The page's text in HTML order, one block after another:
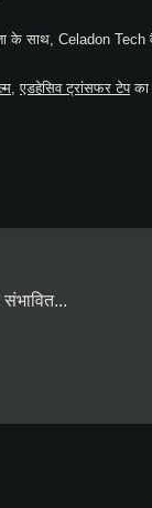
साथ, Celadon Tech
,एडहेसिव ट्रांसफर टेपका